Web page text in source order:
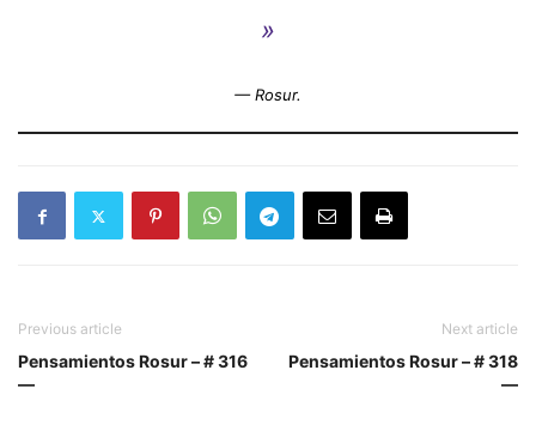
»
— Rosur.
Previous article
Pensamientos Rosur – # 316
—
Next article
Pensamientos Rosur – # 318
—